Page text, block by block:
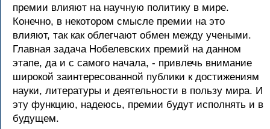
премии влияют на научную политику в мире.
Конечно, в некотором смысле премии на это
влияют, так как облегчают обмен между учеными.
Главная задача Нобелевских премий на данном
этапе, да и с самого начала, - привлечь внимание
широкой заинтересованной публики к достижениям
науки, литературы и деятельности в пользу мира. И
эту функцию, надеюсь, премии будут исполнять и в
будущем.